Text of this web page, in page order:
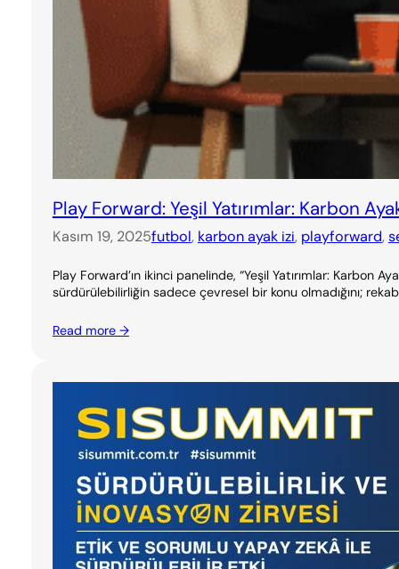
Play Forward: Yeşil Yatırımlar: Karbon
Kasım 19, 2025futbol, karbon ayak izi, playforward,
Play Forward’ın ikinci panelinde, “Yeşil Yatırımlar:
sürdürülebilirliğin sadece çevresel bir konu olmadığını;
Read more →